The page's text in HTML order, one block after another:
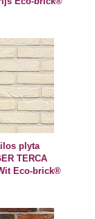
plyta
TERCA
Eco-brick®